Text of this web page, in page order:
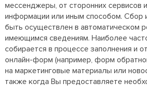
мессенджеры, от сторонних сервисов
информации или иным способом. Сбор
быть осуществлен в автоматическом
имеющимся сведениям. Наиболее
собирается в процессе заполнения и
онлайн-форм (например, форм
на маркетинговые материалы или
также когда Вы предоставляете